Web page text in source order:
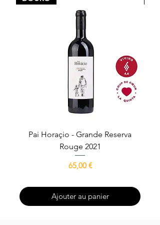
Pai Horaçio - Grande Reserva
Rouge 2021
Prix
65,00 €
Ajouter au panier